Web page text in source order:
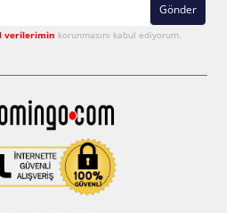
Gönder
verilerimin korunmasını kabul ediyorum.